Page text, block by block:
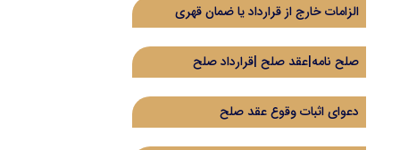
الزامات خارج از قرارداد یا ضمان قهری
صلح نامه|عقد صلح |قرارداد صلح
دعوای اثبات وقوع عقد صلح